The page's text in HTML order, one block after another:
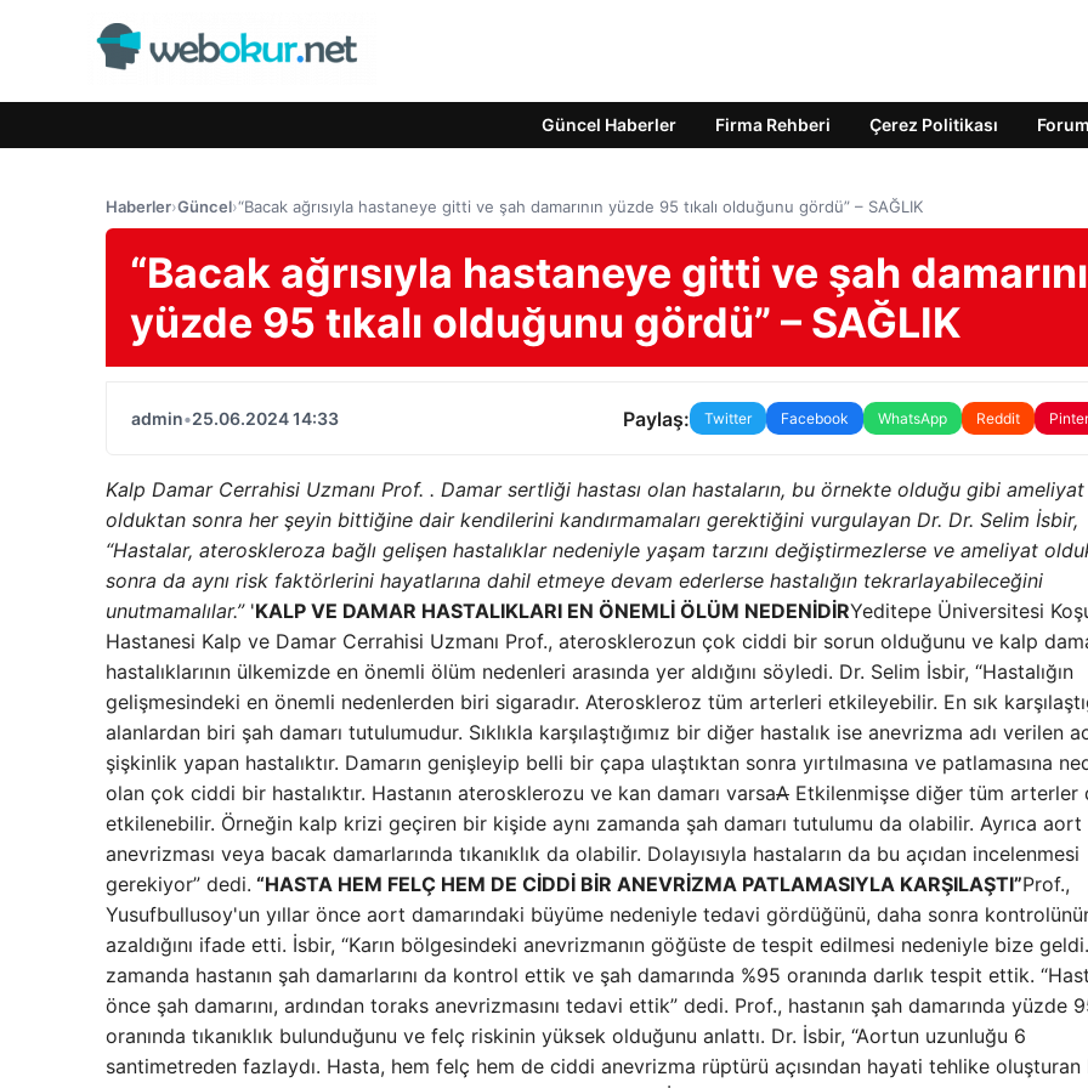
Güncel Haberler Firma Rehberi Çerez Politikası Forum
Haberler›Güncel›“Bacak ağrısıyla hastaneye gitti ve şah damarının yüzde 95 tıkalı olduğunu gördü” – SAĞLIK
“Bacak ağrısıyla hastaneye gitti ve şah
yüzde 95 tıkalı olduğunu gördü” – SAĞLIK
admin•25.06.2024 14:33 Paylaş: Twitter Facebook WhatsApp Reddit
Kalp Damar Cerrahisi Uzmanı Prof. . Damar sertliği hastası olan hastaların, bu örnekte olduğu gibi ameliyat
olduktan sonra her şeyin bittiğine dair kendilerini kandırmamaları gerektiğini vurgulayan Dr. Dr. Selim İsbir,
“Hastalar, ateroskleroza bağlı gelişen hastalıklar nedeniyle yaşam tarzını değiştirmezlerse ve ameliyat
sonra da aynı risk faktörlerini hayatlarına dahil etmeye devam ederlerse hastalığın tekrarlayabileceğini
unutmamalılar.”'KALP VE DAMAR HASTALIKLARI EN ÖNEMLİ ÖLÜM NEDENİDİRYeditepe Üniversitesi
Hastanesi Kalp ve Damar Cerrahisi Uzmanı Prof., aterosklerozun çok ciddi bir sorun olduğunu ve kalp
hastalıklarının ülkemizde en önemli ölüm nedenleri arasında yer aldığını söyledi. Dr. Selim İsbir, “Hastalığın
gelişmesindeki en önemli nedenlerden biri sigaradır. Ateroskleroz tüm arterleri etkileyebilir. En sık
alanlardan biri şah damarı tutulumudur. Sıklıkla karşılaştığımız bir diğer hastalık ise anevrizma adı verilen
şişkinlik yapan hastalıktır. Damarın genişleyip belli bir çapa ulaştıktan sonra yırtılmasına ve patlamasına
olan çok ciddi bir hastalıktır. Hastanın aterosklerozu ve kan damarı varsaA Etkilenmişse diğer tüm arterler
etkilenebilir. Örneğin kalp krizi geçiren bir kişide aynı zamanda şah damarı tutulumu da olabilir. Ayrıca aort
anevrizması veya bacak damarlarında tıkanıklık da olabilir. Dolayısıyla hastaların da bu açıdan incelenmesi
gerekiyor” dedi. “HASTA HEM FELÇ HEM DE CİDDİ BİR ANEVRİZMA PATLAMASIYLA KARŞILAŞTI”Prof.,
Yusufbullusoy'un yıllar önce aort damarındaki büyüme nedeniyle tedavi gördüğünü, daha sonra
azaldığını ifade etti. İsbir, “Karın bölgesindeki anevrizmanın göğüste de tespit edilmesi nedeniyle bize geldi.
zamanda hastanın şah damarlarını da kontrol ettik ve şah damarında %95 oranında darlık tespit ettik.
önce şah damarını, ardından toraks anevrizmasını tedavi ettik” dedi. Prof., hastanın şah damarında yüzde
oranında tıkanıklık bulunduğunu ve felç riskinin yüksek olduğunu anlattı. Dr. İsbir, “Aortun uzunluğu 6
santimetreden fazlaydı. Hasta, hem felç hem de ciddi anevrizma rüptürü açısından hayati tehlike oluşturan